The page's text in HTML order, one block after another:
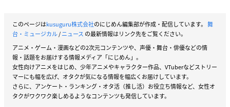
このページはkusuguru株式会社のにじめん編集部が作成・配信しています。 舞
台・ミュージカル/ニュース の最新情報はリンク先をご覧ください。
アニメ・ゲーム・漫画などの2次元コンテンツや、声優・舞台・俳優などの情
報・話題をお届けする情報メディア「にじめん」。
女性向けアニメをはじめ、少年アニメやキャラクター作品、VTuberなどストリー
マーにも幅を広げ、オタクが気になる情報を幅広くお届けしています。
さらに、アンケート・ランキング・オタ活（推し活）お役立ち情報など、女性オ
タクがワクワク楽しめるようなコンテンツも発信しています。